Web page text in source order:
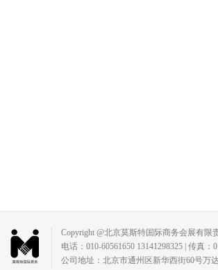
Copyright @北京莫斯特国际商务会展有限
电话：010-60561650 13141298325 | 传真：
公司地址：北京市通州区新华西街60号万